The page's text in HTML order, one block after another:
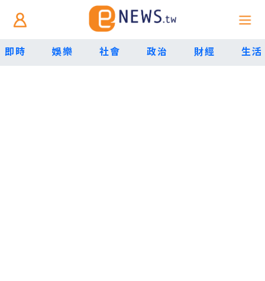
即時 娛樂 社會 政治 財經 生活